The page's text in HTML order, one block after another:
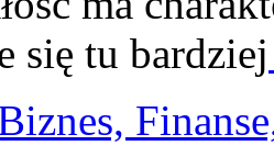
się tu bardziej